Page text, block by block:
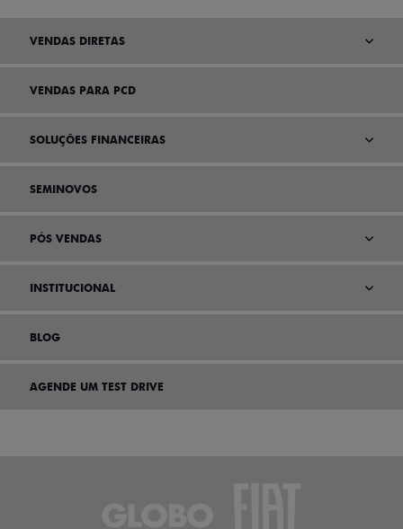
VENDAS DIRETAS
VENDAS PARA PCD
SOLUÇÕES FINANCEIRAS
SEMINOVOS
PÓS VENDAS
INSTITUCIONAL
BLOG
AGENDE UM TEST DRIVE